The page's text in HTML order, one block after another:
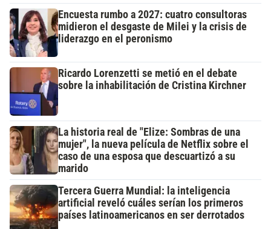
Encuesta rumbo a 2027: cuatro consultoras
midieron el desgaste de Milei y la crisis de
liderazgo en el peronismo
Ricardo Lorenzetti se metió en el debate
sobre la inhabilitación de Cristina Kirchner
La historia real de "Elize: Sombras de una
mujer", la nueva película de Netflix sobre el
caso de una esposa que descuartizó a su
marido
Tercera Guerra Mundial: la inteligencia
artificial reveló cuáles serían los primeros
países latinoamericanos en ser derrotados